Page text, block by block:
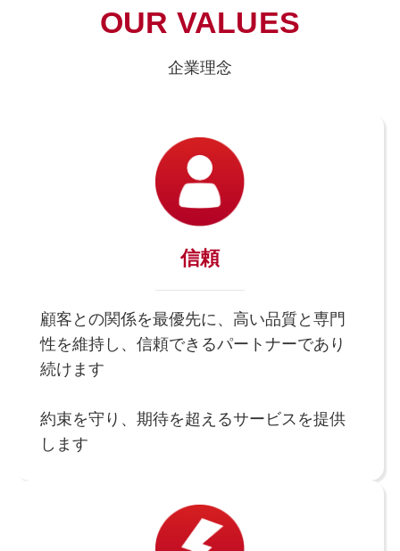
OUR VALUES
企業理念
信頼
顧客との関係を最優先に、高い品質と専門
性を維持し、信頼できるパートナーであり
続けます
約束を守り、期待を超えるサービスを提供
します